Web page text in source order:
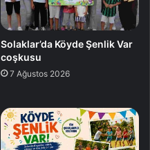
Solaklar’da Köyde Şenlik Var
coşkusu
7 Ağustos 2026